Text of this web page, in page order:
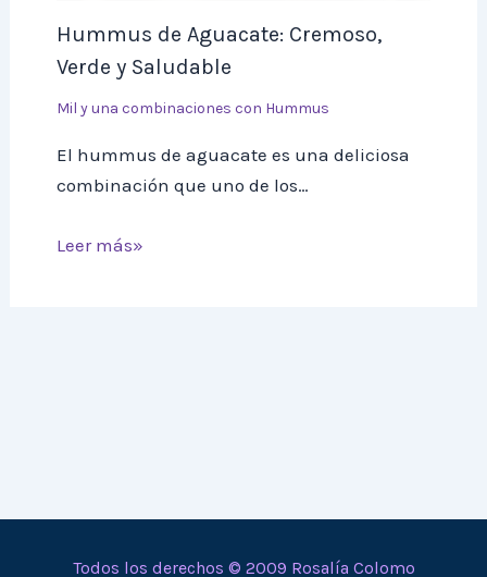
Hummus de Aguacate: Cremoso,
Verde y Saludable
Mil y una combinaciones con Hummus
El hummus de aguacate es una deliciosa
combinación que uno de los…
Leer más»
Todos los derechos © 2009 Rosalía Colomo